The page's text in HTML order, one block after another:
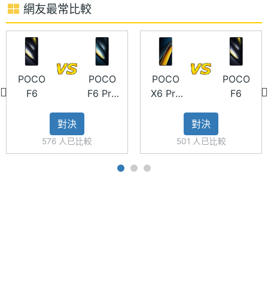
（120Hz 螢幕更新率）
◎ Qualcomm Snapdragon 8s Gen 3 八核心處理器
◎ 12GB RAM／512GB ROM
◎ 前置 2,000 萬畫素鏡頭
◎ 後置 5,000 萬畫素鏡頭 + 800 萬畫素鏡頭
◎ Wi-Fi 6、藍牙 5.4、NFC
◎ 人臉解鎖、螢幕下指紋辨識
◎ 配備 5,000mAh 電池
尺寸
主螢幕
解析度
2712x1220 pixels
主螢幕
佔比
94.25 %
度
2400 nits
網友最常比較
POCO
F6
POCO
F6 Pro
對決
576 人已比較
POCO
X6 Pro
POCO
F6
對決
501 人已比較